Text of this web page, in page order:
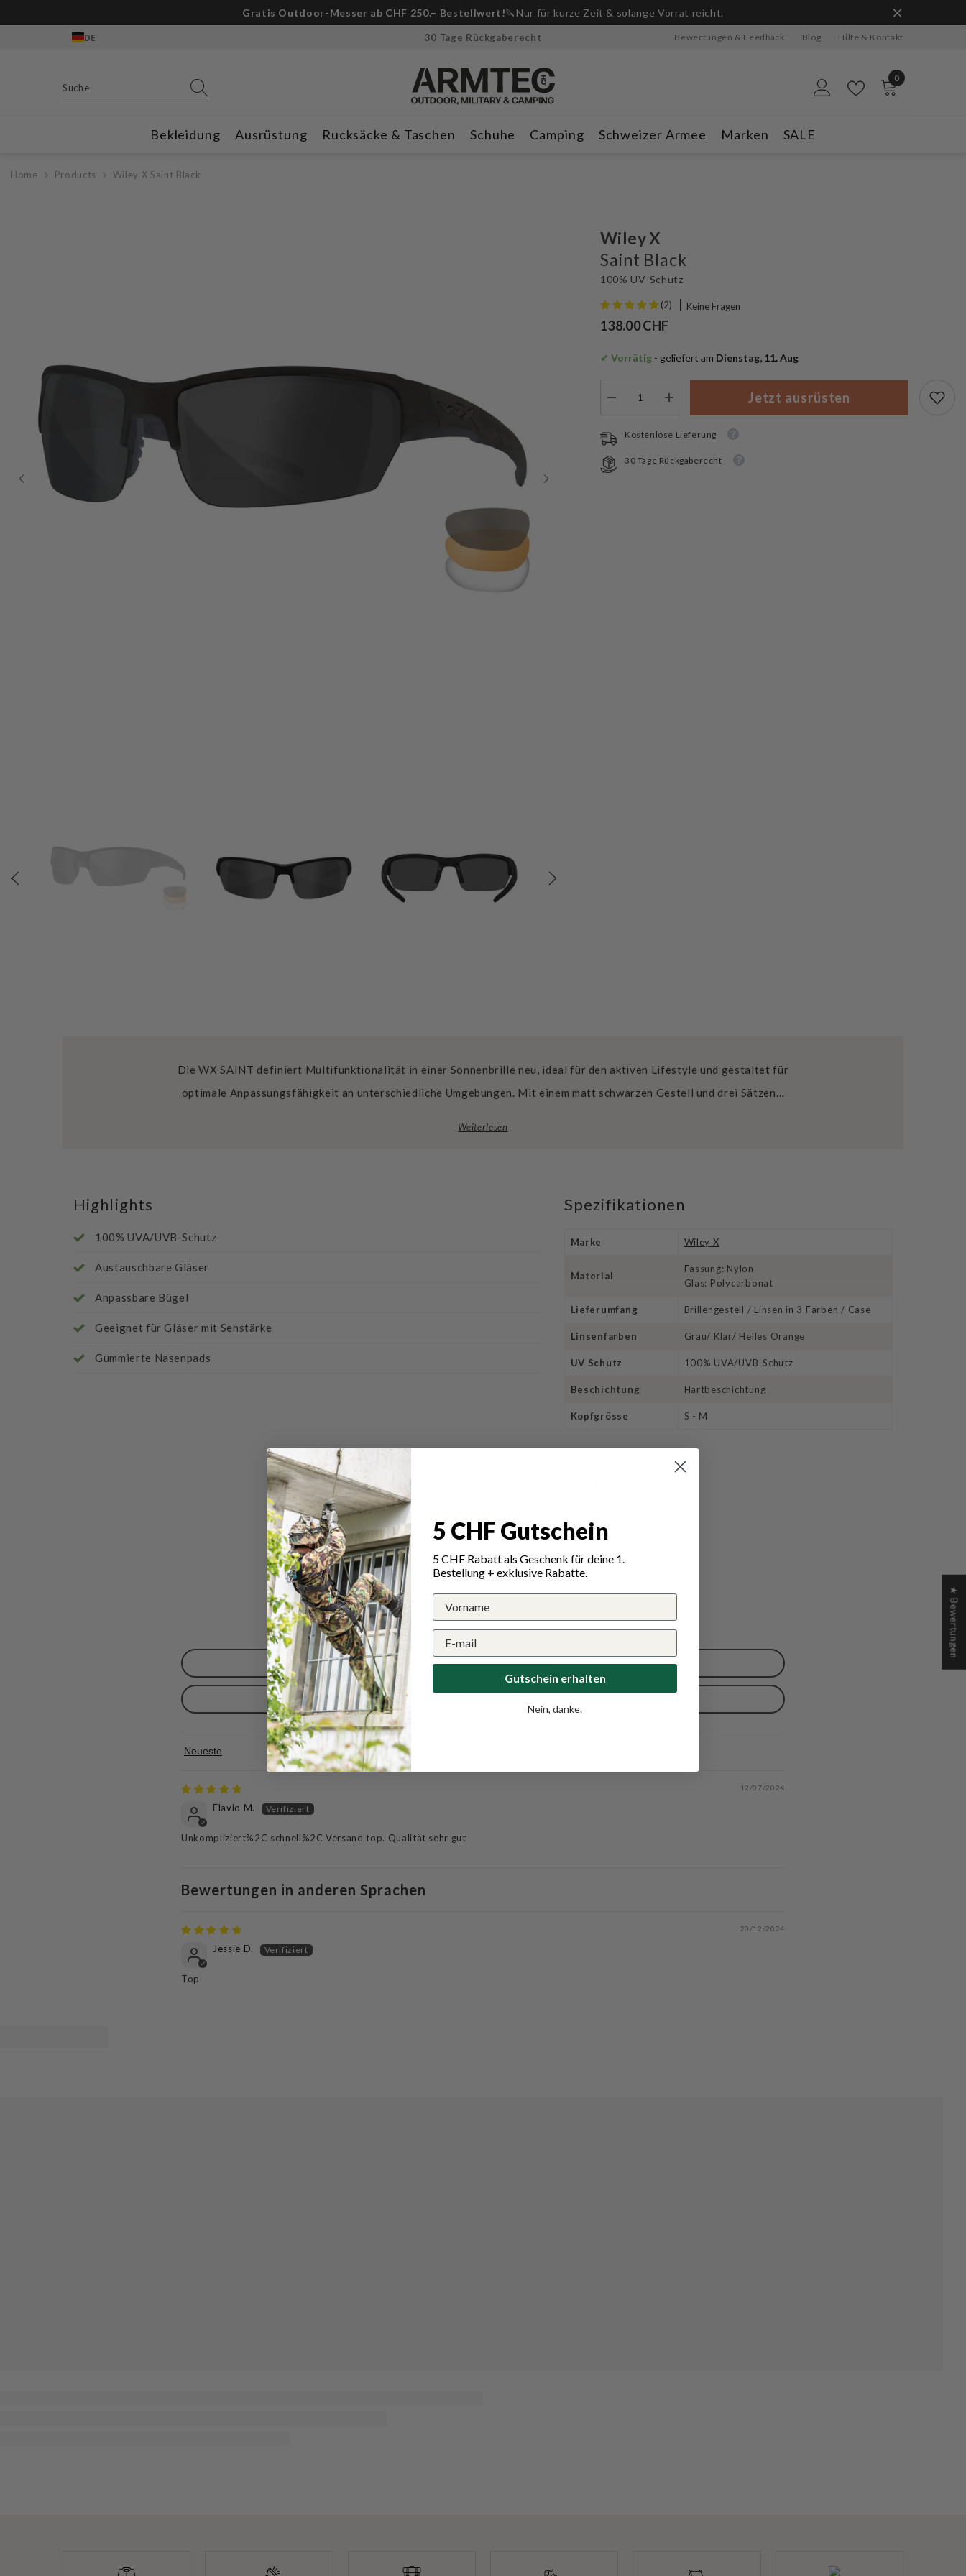
Gratis Outdoor-Messer ab CHF 250.– Bestellwert!🔪Nur für kurze Zeit & solange Vorrat reicht.
DE 30 Tage Rückgaberecht Bewertungen & Feedback Blog Hilfe & Kontakt
0
0
Bekleidung Ausrüstung Rucksäcke & Taschen Schuhe Camping Schweizer Armee Marken SALE
Home Products Wiley X Saint Black
Wiley X
Saint Black
100% UV-Schutz
(2) Keine Fragen
138.00 CHF
✔ Vorrätig - geliefert am Dienstag, 11. Aug
Menge
Wiley
X
Saint
Black
Menge
Wiley
Saint
Black
Jetzt ausrüsten
Kostenlose Lieferung
30 Tage Rückgaberecht
Die WX SAINT definiert Multifunktionalität in einer Sonnenbrille neu, ideal für den aktiven Lifestyle und gestaltet für
optimale Anpassungsfähigkeit an unterschiedliche Umgebungen. Mit einem matt schwarzen Gestell und drei Sätzen…
Weiterlesen
Highlights
100% UVA/UVB-Schutz
Austauschbare Gläser
Anpassbare Bügel
Geeignet für Gläser mit Sehstärke
Gummierte Nasenpads
Spezifikationen
Marke Wiley X
Material
Fassung: Nylon
Glas: Polycarbonat
Lieferumfang Brillengestell / Linsen in 3 Farben / Case
Linsenfarben Grau/ Klar/ Helles Orange
UV Schutz 100% UVA/UVB-Schutz
Beschichtung Hartbeschichtung
Kopfgrösse S - M
Bewertungen für Wiley X Saint Black
Total 2 Bewertungen
2
0
0
Schreibe eine Bewertung
Sort by
12/07/2024
Flavio M.
Unkompliziert%2C schnell%2C Versand top. Qualität sehr gut
Bewertungen in anderen Sprachen
20/12/2024
Jessie D.
Top
★ Bewertungen
5 CHF Gutschein
5 CHF Rabatt als Geschenk für deine 1.
Bestellung + exklusive Rabatte.
Gutschein erhalten
Nein, danke.